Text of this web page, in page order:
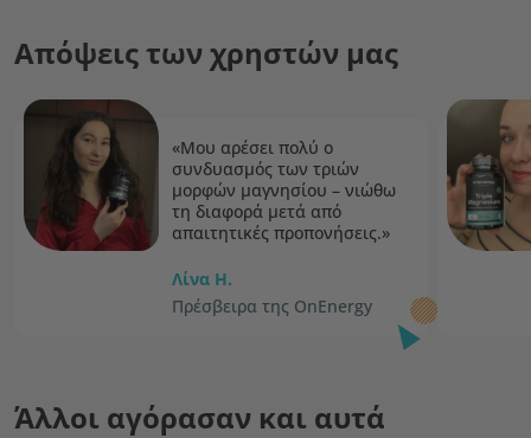
Απόψεις των χρηστών μας
«Μου αρέσει πολύ ο
συνδυασμός των τριών
μορφών μαγνησίου – νιώθω
τη διαφορά μετά από
απαιτητικές προπονήσεις.»
Λίνα H.
Πρέσβειρα της OnEnergy
Άλλοι αγόρασαν και αυτά